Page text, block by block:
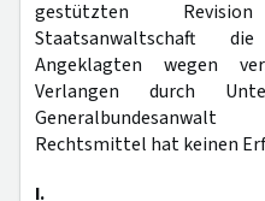
gestützten
Staatsanwaltschaft
Angeklagten wegen
Verlangen durch
Rechtsmittel hat keinen
I.